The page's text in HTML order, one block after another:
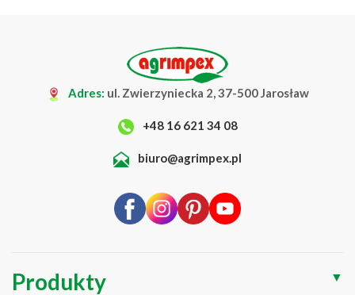
Adres: ul. Zwierzyniecka 2, 37-500 Jarosław
+48 16 621 34 08
biuro@agrimpex.pl
Produkty ▼